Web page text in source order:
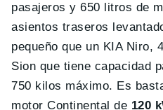
pasajeros y 650 litros de
asientos traseros
pequeño que un KIA Niro,
Sion que tiene capacidad
750 kilos máximo. Es
motor Continental de 120